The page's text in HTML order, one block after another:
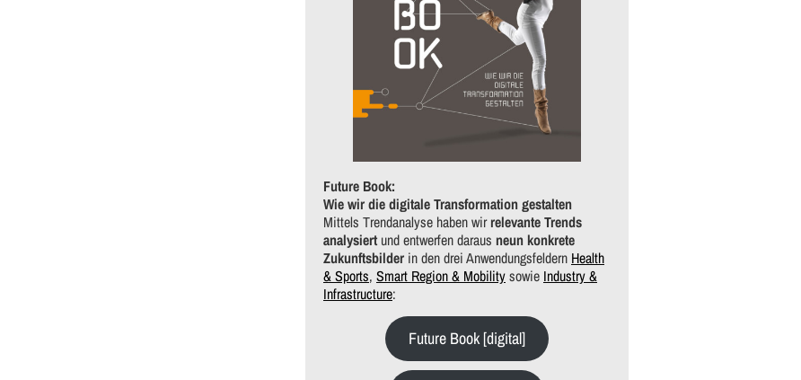
Future Book:
Wie wir die digitale Transformation gestalten
Mittels Trendanalyse haben wirrelevante Trends
analysiertund entwerfen daraus neun konkrete
Zukunftsbilder in den drei Anwendungsfeldern Health
& Sports, Smart Region & Mobilitysowie Industry &
Infrastructure:
Future Book [digital]